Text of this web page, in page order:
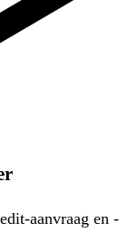
aanvraag en -